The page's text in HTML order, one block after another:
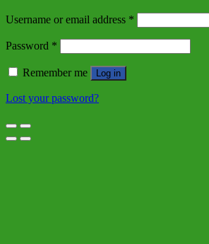
Username or email address *
Password *
Remember me Log in
Lost your password?